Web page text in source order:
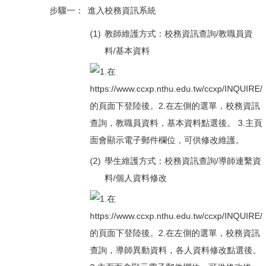
步驟一：
進入校務資訊系統
(1) 教師維護方式：校務資訊查詢/教職員資
料/基本資料
(2) 學生維護方式：校務資訊查詢/導師連繫資
料/個人資料修改